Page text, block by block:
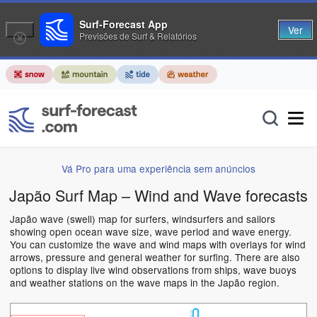
Vá Pro para uma experiência sem anúncios
Japão Surf Map – Wind and Wave forecasts
Japão wave (swell) map for surfers, windsurfers and sailors
showing open ocean wave size, wave period and wave energy.
You can customize the wave and wind maps with overlays for wind
arrows, pressure and general weather for surfing. There are also
options to display live wind observations from ships, wave buoys
and weather stations on the wave maps in the Japão region.
Surf-Forecast App
Previsões de Surf & Relatórios Ver